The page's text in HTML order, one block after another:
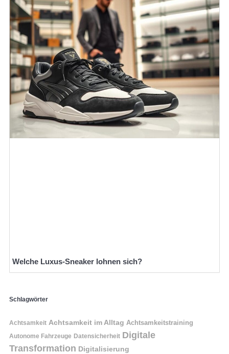
Welche Luxus-Sneaker lohnen sich?
Schlagwörter
Achtsamkeit Achtsamkeit im Alltag Achtsamkeitstraining
Autonome Fahrzeuge Datensicherheit Digitale
Transformation Digitalisierung